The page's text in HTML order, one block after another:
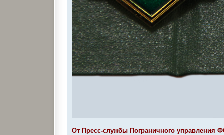
От Пресс-службы Пограничного управления